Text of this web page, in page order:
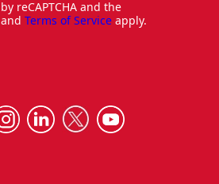
reCAPTCHA and the
and Terms of Service apply.